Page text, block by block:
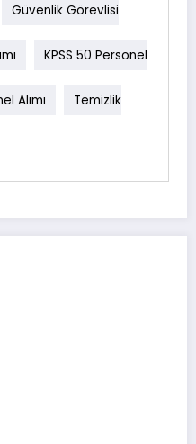
Güvenlik Görevlisi
KPSS 50 Personel
Alımı Temizlik